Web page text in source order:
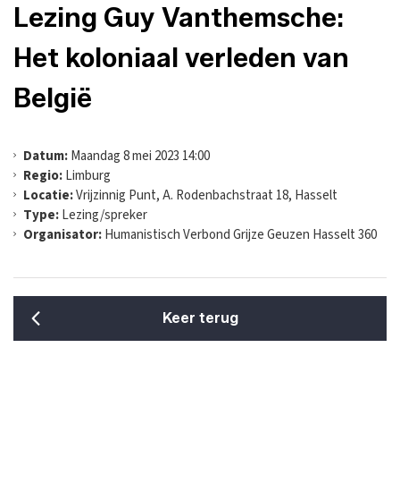
Lezing Guy Vanthemsche:
Het koloniaal verleden van
België
Datum:Maandag 8 mei 2023 14:00
Regio:Limburg
Locatie:Vrijzinnig Punt, A. Rodenbachstraat 18, Hasselt
Type:Lezing/spreker
Organisator:Humanistisch Verbond Grijze Geuzen Hasselt 360
Keer terug